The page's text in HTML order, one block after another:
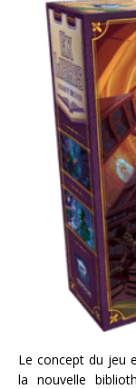
Le concept du jeu
la nouvelle